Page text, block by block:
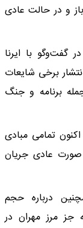
و در حالت عادی
گفت‌وگو با ایرنا
برخی شایعات
برنامه و جنگ
تمامی مبادی
عادی جریان
درباره حجم
جز مرز مهران در